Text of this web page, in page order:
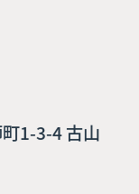
1-3-4 古山